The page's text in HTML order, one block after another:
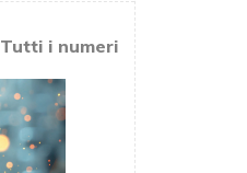
Tutti i numeri